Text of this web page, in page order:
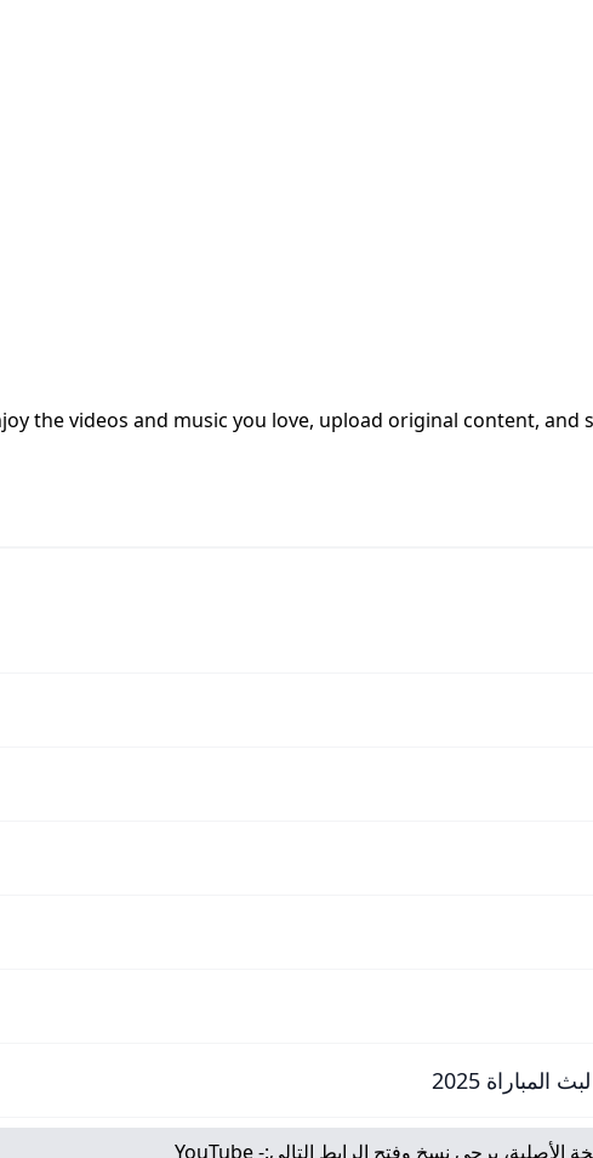
the videos and music you love, upload original content,
2025
الأصلية، يرجى نسخ وفتح الرابط التالي:- YouTube